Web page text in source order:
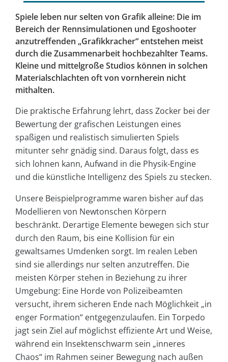
Spiele leben nur selten von Grafik alleine: Die im
Bereich der Rennsimulationen und Egoshooter
anzutreffenden „Grafikkracher“ entstehen meist
durch die Zusammenarbeit hochbezahlter Teams.
Kleine und mittelgroße Studios können in solchen
Materialschlachten oft von vornherein nicht
mithalten.
Die praktische Erfahrung lehrt, dass Zocker bei der
Bewertung der grafischen Leistungen eines
spaßigen und realistisch simulierten Spiels
mitunter sehr gnädig sind. Daraus folgt, dass es
sich lohnen kann, Aufwand in die Physik-Engine
und die künstliche Intelligenz des Spiels zu stecken.
Unsere Beispielprogramme waren bisher auf das
Modellieren von Newtonschen Körpern
beschränkt. Derartige Elemente bewegen sich stur
durch den Raum, bis eine Kollision für ein
gewaltsames Umdenken sorgt. Im realen Leben
sind sie allerdings nur selten anzutreffen. Die
meisten Körper stehen in Beziehung zu ihrer
Umgebung: Eine Horde von Polizeibeamten
versucht, ihrem sicheren Ende nach Möglichkeit „in
enger Formation“ entgegenzulaufen. Ein Torpedo
jagt sein Ziel auf möglichst effiziente Art und Weise,
während ein Insektenschwarm sein „inneres
Chaos“ im Rahmen seiner Bewegung nach außen